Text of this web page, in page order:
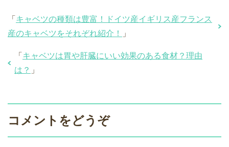
「 キャベツの種類は豊富！ドイツ産イギリス産フランス
産のキャベツをそれぞれ紹介！
」
「 キャベツは胃や肝臓にいい効果のある食材？理由
は？ 」
コメントをどうぞ